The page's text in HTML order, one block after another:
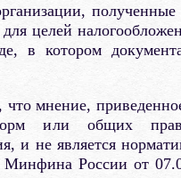
для целей
в котором
мнение,
или общих
и не является
Минфина России от